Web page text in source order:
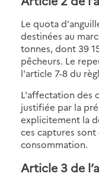
Le quota
destinées au
tonnes, dont 39
pêcheurs. Le
l'article 7-8 du
L'affectation des
justifiée par la
explicitement la
ces captures
consommation.
Article 3 de